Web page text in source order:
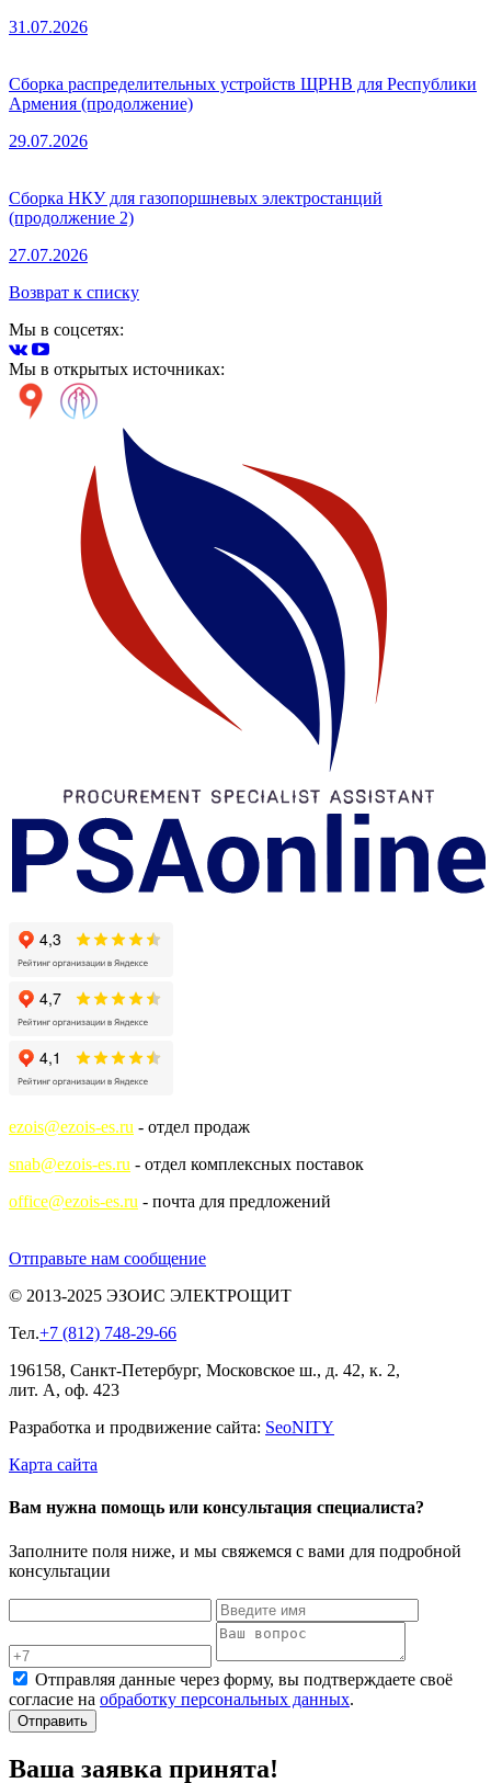
31.07.2026
Сборка распределительных устройств ЩРНВ для Республики
Армения (продолжение)
29.07.2026
Сборка НКУ для газопоршневых электростанций
(продолжение 2)
27.07.2026
Возврат к списку
Мы в соцсетях:
Мы в открытых источниках:
ezois@ezois-es.ru - отдел продаж
snab@ezois-es.ru - отдел комплексных поставок
office@ezois-es.ru - почта для предложений
Отправьте нам сообщение
© 2013-2025 ЭЗОИС ЭЛЕКТРОЩИТ
Тел.+7 (812) 748-29-66
196158, Санкт-Петербург, Московское ш., д. 42, к. 2,
лит. А, оф. 423
Разработка и продвижение сайта: SeoNITY
Карта сайта
Вам нужна помощь или консультация специалиста?
Заполните поля ниже, и мы свяжемся с вами для подробной
консультации
Отправляя данные через форму, вы подтверждаете своё
согласие на обработку персональных данных.
Отправить
Ваша заявка принята!